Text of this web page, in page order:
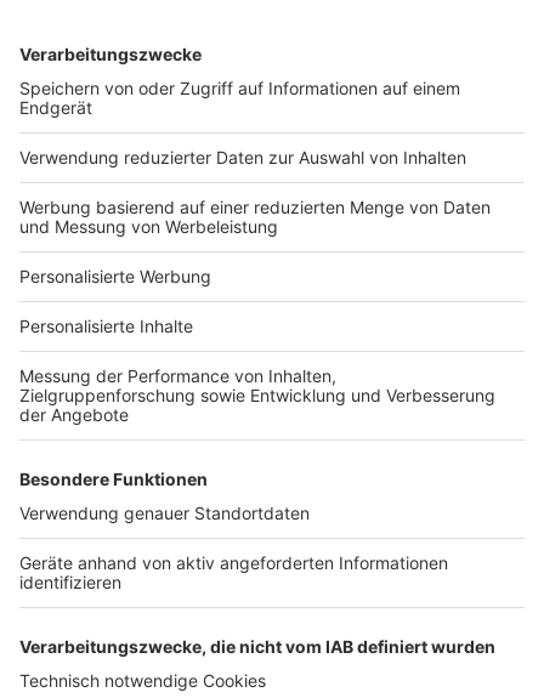
Services
Bauprojekt-Quiz
Häuser-Suche
Hausanbieter-Suche
Bauprojekt-Profil
Für Unternehmen
Ihre Baufirma auf bauen.de
Kostenloses Infogespräch